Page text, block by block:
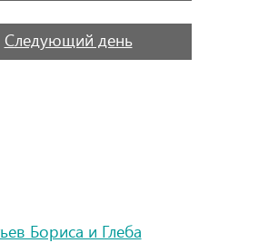
Следующий день
Бориса и Глеба